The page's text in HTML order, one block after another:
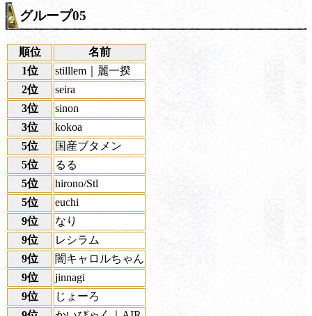
グループ05
順位
名前
1位
stilllem｜麗一揆
2位
seira
3位
sinon
3位
kokoa
5位
国産ブタメン
5位
るる
5位
hirono/Stl
5位
euchi
9位
なり
9位
レシラム
9位
闇キャロルちゃん
9位
jinnagi
9位
じょーろ